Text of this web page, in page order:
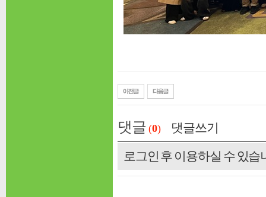
댓글(0)
댓글쓰기
로그인 후 이용하실 수 있